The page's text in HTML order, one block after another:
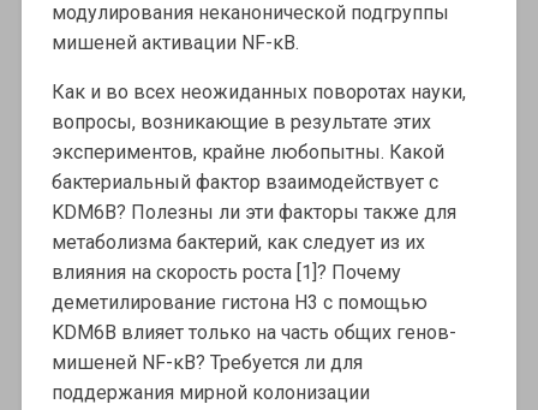
модулирования неканонической подгруппы
мишеней активации NF-κB.
Как и во всех неожиданных поворотах науки,
вопросы, возникающие в результате этих
экспериментов, крайне любопытны. Какой
бактериальный фактор взаимодействует с
KDM6B? Полезны ли эти факторы также для
метаболизма бактерий, как следует из их
влияния на скорость роста [1]? Почему
деметилирование гистона H3 с помощью
KDM6B влияет только на часть общих генов-
мишеней NF-κB? Требуется ли для
поддержания мирной колонизации